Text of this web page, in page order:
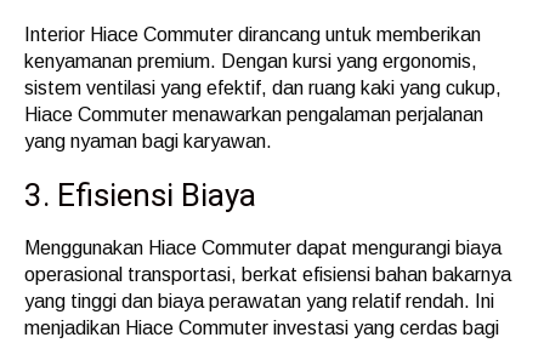
Interior Hiace Commuter dirancang untuk memberikan
kenyamanan premium. Dengan kursi yang ergonomis,
sistem ventilasi yang efektif, dan ruang kaki yang cukup,
Hiace Commuter menawarkan pengalaman perjalanan
yang nyaman bagi karyawan.
3. Efisiensi Biaya
Menggunakan Hiace Commuter dapat mengurangi biaya
operasional transportasi, berkat efisiensi bahan bakarnya
yang tinggi dan biaya perawatan yang relatif rendah. Ini
menjadikan Hiace Commuter investasi yang cerdas bagi